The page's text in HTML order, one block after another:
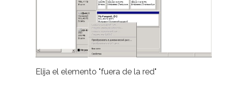
Elija el elemento "fuera de la red"